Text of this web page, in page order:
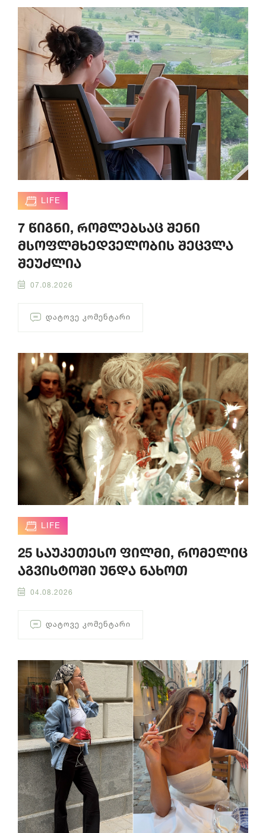
LIFE
7 წიგნი, რომლებსაც შენი
მსოფლმხედველობის შეცვლა
შეუძლია
07.08.2026
ᲓᲐᲢᲝᲕᲔ ᲙᲝᲛᲔᲜᲢᲐᲠᲘ
LIFE
25 საუკეთესო ფილმი, რომელიც
აგვისტოში უნდა ნახოთ
04.08.2026
ᲓᲐᲢᲝᲕᲔ ᲙᲝᲛᲔᲜᲢᲐᲠᲘ